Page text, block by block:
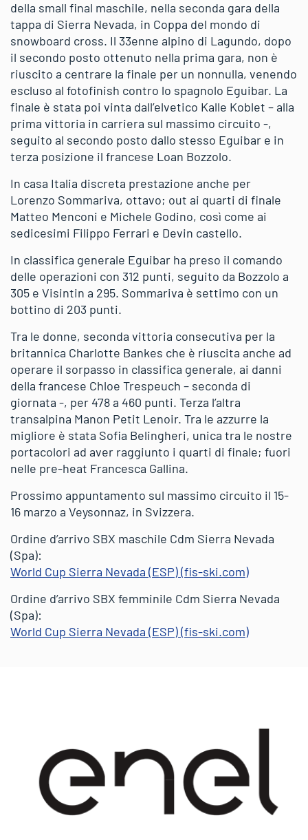
della small final maschile, nella seconda gara della
tappa di Sierra Nevada, in Coppa del mondo di
snowboard cross. Il 33enne alpino di Lagundo, dopo
il secondo posto ottenuto nella prima gara, non è
riuscito a centrare la finale per un nonnulla, venendo
escluso al fotofinish contro lo spagnolo Eguibar. La
finale è stata poi vinta dall’elvetico Kalle Koblet – alla
prima vittoria in carriera sul massimo circuito -,
seguito al secondo posto dallo stesso Eguibar e in
terza posizione il francese Loan Bozzolo.
In casa Italia discreta prestazione anche per
Lorenzo Sommariva, ottavo; out ai quarti di finale
Matteo Menconi e Michele Godino, così come ai
sedicesimi Filippo Ferrari e Devin castello.
In classifica generale Eguibar ha preso il comando
delle operazioni con 312 punti, seguito da Bozzolo a
305 e Visintin a 295. Sommariva è settimo con un
bottino di 203 punti.
Tra le donne, seconda vittoria consecutiva per la
britannica Charlotte Bankes che è riuscita anche ad
operare il sorpasso in classifica generale, ai danni
della francese Chloe Trespeuch – seconda di
giornata -, per 478 a 460 punti. Terza l’altra
transalpina Manon Petit Lenoir. Tra le azzurre la
migliore è stata Sofia Belingheri, unica tra le nostre
portacolori ad aver raggiunto i quarti di finale; fuori
nelle pre-heat Francesca Gallina.
Prossimo appuntamento sul massimo circuito il 15-
16 marzo a Veysonnaz, in Svizzera.
Ordine d’arrivo SBX maschile Cdm Sierra Nevada
(Spa):
World Cup Sierra Nevada (ESP) (fis-ski.com)
Ordine d’arrivo SBX femminile Cdm Sierra Nevada
(Spa):
World Cup Sierra Nevada (ESP) (fis-ski.com)